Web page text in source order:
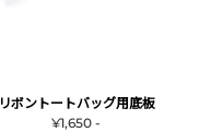
リボントートバッグ用底板
¥1,650 -